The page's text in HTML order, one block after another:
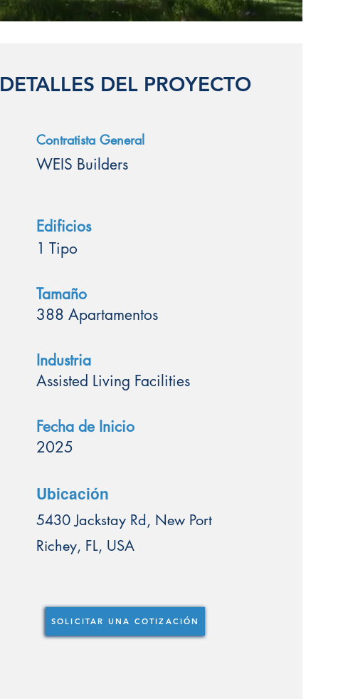
DETALLES DEL PROYECTO
Contratista General
WEIS Builders
Edificios
1 Tipo
Tamaño
388 Apartamentos
Industria
Assisted Living Facilities
Fecha de Inicio
2025
Ubicación
5430 Jackstay Rd, New Port
Richey, FL, USA
SOLICITAR UNA COTIZACIÓN